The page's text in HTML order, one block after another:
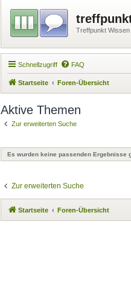
Treffpunkt Wissen
Schnellzugriff FAQ
Startseite Foren-Übersicht
Aktive Themen
Zur erweiterten Suche
Es wurden keine passenden Ergebnisse
Zur erweiterten Suche
Startseite Foren-Übersicht